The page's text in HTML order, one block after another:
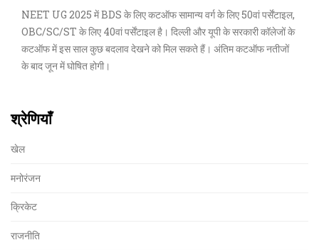
NEET UG 2025 में BDS के लिए कटऑफ सामान्य वर्ग के लिए 50वां पर्सेंटाइल,
OBC/SC/ST के लिए 40वां पर्सेंटाइल है। दिल्ली और यूपी के सरकारी कॉलेजों के
कटऑफ में इस साल कुछ बदलाव देखने को मिल सकते हैं। अंतिम कटऑफ नतीजों
के बाद जून में घोषित होगी।
श्रेणियाँ
खेल
मनोरंजन
क्रिकेट
राजनीति